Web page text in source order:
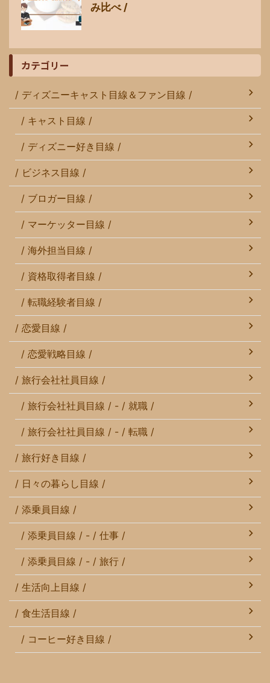
み比べ /
カテゴリー
/ ディズニーキャスト目線＆ファン目線 /
/ キャスト目線 /
/ ディズニー好き目線 /
/ ビジネス目線 /
/ ブロガー目線 /
/ マーケッター目線 /
/ 海外担当目線 /
/ 資格取得者目線 /
/ 転職経験者目線 /
/ 恋愛目線 /
/ 恋愛戦略目線 /
/ 旅行会社社員目線 /
/ 旅行会社社員目線 / - / 就職 /
/ 旅行会社社員目線 / - / 転職 /
/ 旅行好き目線 /
/ 日々の暮らし目線 /
/ 添乗員目線 /
/ 添乗員目線 / - / 仕事 /
/ 添乗員目線 / - / 旅行 /
/ 生活向上目線 /
/ 食生活目線 /
/ コーヒー好き目線 /